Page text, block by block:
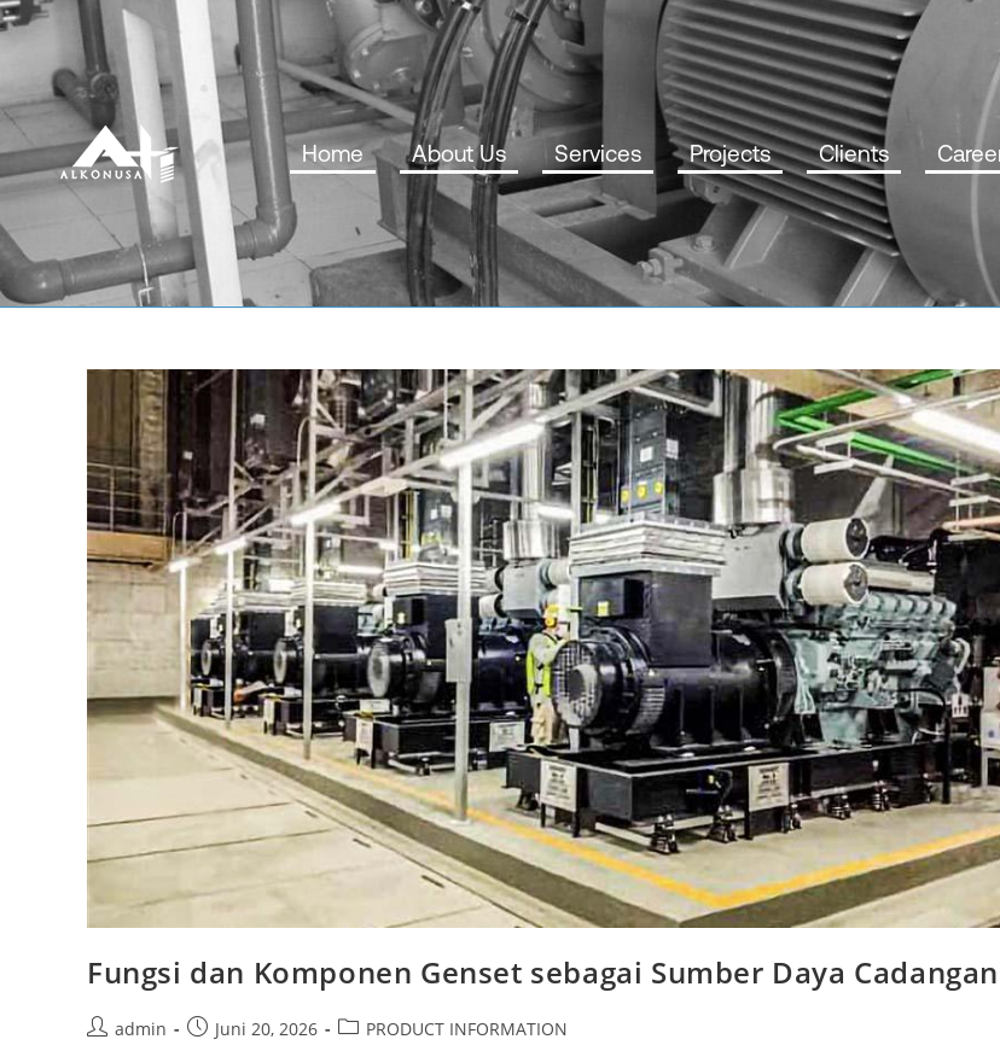
Home About Us Services Projects Clients
Fungsi dan Komponen Genset sebagai Sumber Daya Cadangan
admin Juni 20, 2026 PRODUCT INFORMATION